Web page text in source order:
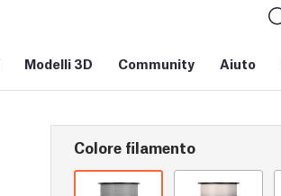
Modelli 3D Community Aiuto
Colore filamento